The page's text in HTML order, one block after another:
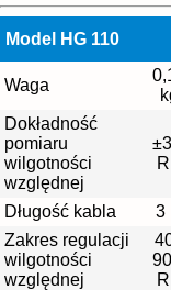
Model HG 110
Waga
Dokładność
pomiaru
wilgotności
względnej
Długość kabla
3
Zakres regulacji
wilgotności
względnej